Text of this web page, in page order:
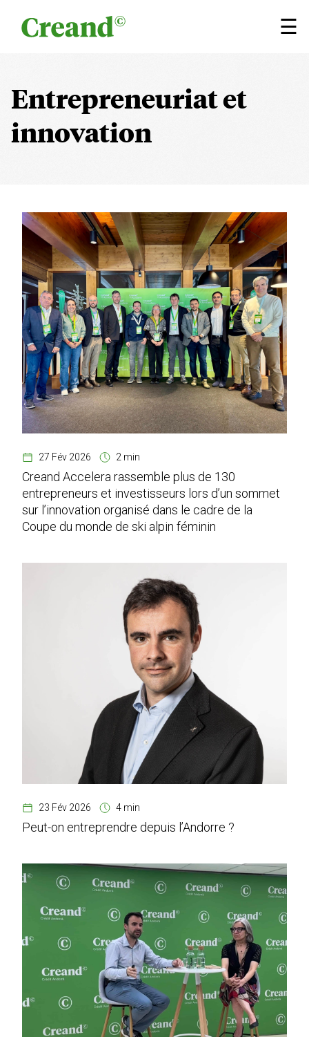
☰
×
Entrepreneuriat et
innovation
27 Fév 2026 2 min
Creand Accelera rassemble plus de 130
entrepreneurs et investisseurs lors d’un sommet
sur l’innovation organisé dans le cadre de la
Coupe du monde de ski alpin féminin
23 Fév 2026 4 min
Peut-on entreprendre depuis l’Andorre ?